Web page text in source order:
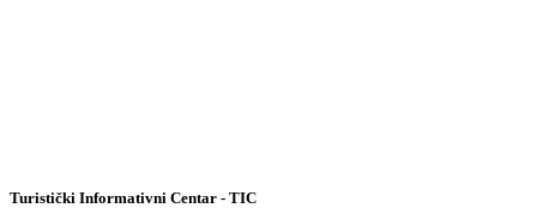
Turistički Informativni Centar - TIC